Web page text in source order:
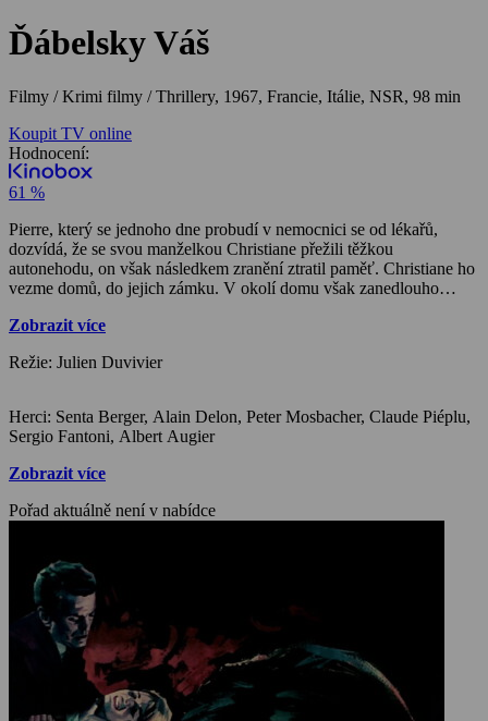
Ďábelsky Váš
Filmy / Krimi filmy / Thrillery, 1967, Francie, Itálie, NSR, 98 min
Koupit TV online
Hodnocení:
61 %
Pierre, který se jednoho dne probudí v nemocnici se od lékařů,
dozvídá, že se svou manželkou Christiane přežili těžkou
autonehodu, on však následkem zranění ztratil paměť. Christiane ho
vezme domů, do jejich zámku. V okolí domu však zanedlouho
Zobrazit více
Režie: Julien Duvivier
Herci: Senta Berger, Alain Delon, Peter Mosbacher, Claude Piéplu,
Sergio Fantoni, Albert Augier
Zobrazit více
Pořad aktuálně není v nabídce